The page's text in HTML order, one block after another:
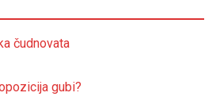
čudnovata
gubi?